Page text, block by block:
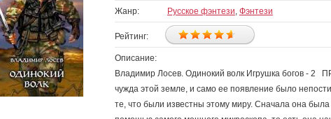
Жанр: Русское фэнтези, Фэнтези
Рейтинг:
Описание:
Владимир Лосев. Одинокий волк Игрушка богов -
чужда этой земле, и само ее появление было
те, что были известны этому миру. Сначала она